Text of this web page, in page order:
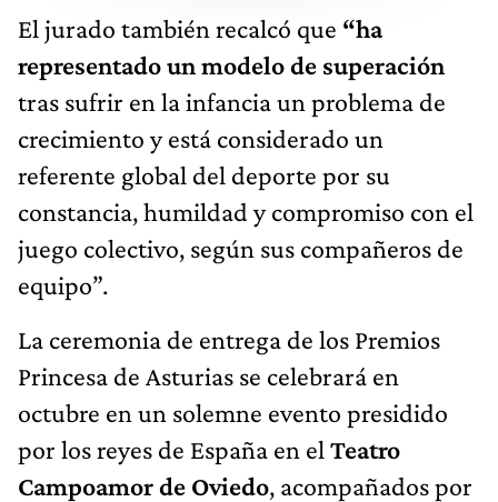
El jurado también recalcó que “ha
representado un modelo de superación
tras sufrir en la infancia un problema de
crecimiento y está considerado un
referente global del deporte por su
constancia, humildad y compromiso con el
juego colectivo, según sus compañeros de
equipo”.
La ceremonia de entrega de los Premios
Princesa de Asturias se celebrará en
octubre en un solemne evento presidido
por los reyes de España en el Teatro
Campoamor de Oviedo, acompañados por